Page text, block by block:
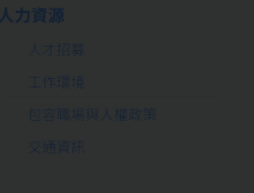
人力資源
人才招募
工作環境
包容職場與人權政策
交通資訊